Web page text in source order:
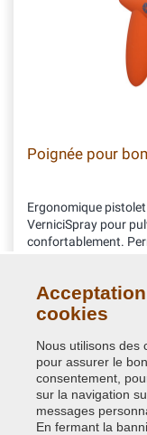
Poignée pour
Ergonomique
VerniciSpray pour
confortablement.
cookies
Nous utilisons des
pour assurer le
consentement,
sur la navigation
messages
En fermant la